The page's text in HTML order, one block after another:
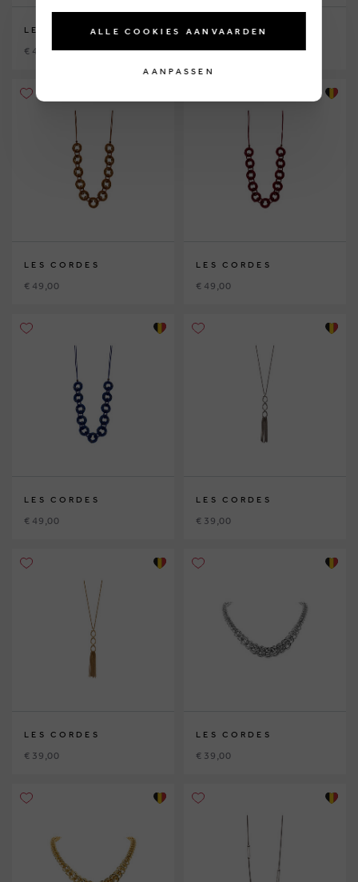
LES CORDES
€ 49,00
LES CORDES
€ 49,00
LES CORDES
€ 49,00
LES CORDES
€ 49,00
LES CORDES
€ 49,00
LES CORDES
€ 39,00
LES CORDES
€ 39,00
LES CORDES
€ 39,00
ALLE COOKIES AANVAARDEN
AANPASSEN